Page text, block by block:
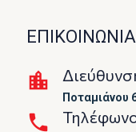
ΕΠΙΚΟΙΝΩΝΙΑ
Ποταμιάνου